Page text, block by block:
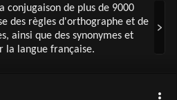
conjugaison de plus de 9000
des règles d'orthographe et de
ainsi que des synonymes et
la langue française.